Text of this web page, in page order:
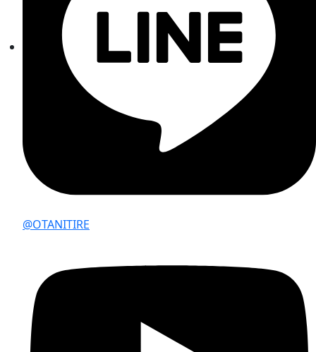
@OTANITIRE